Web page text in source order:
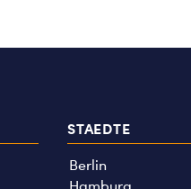
STAEDTE
Berlin
Hamburg